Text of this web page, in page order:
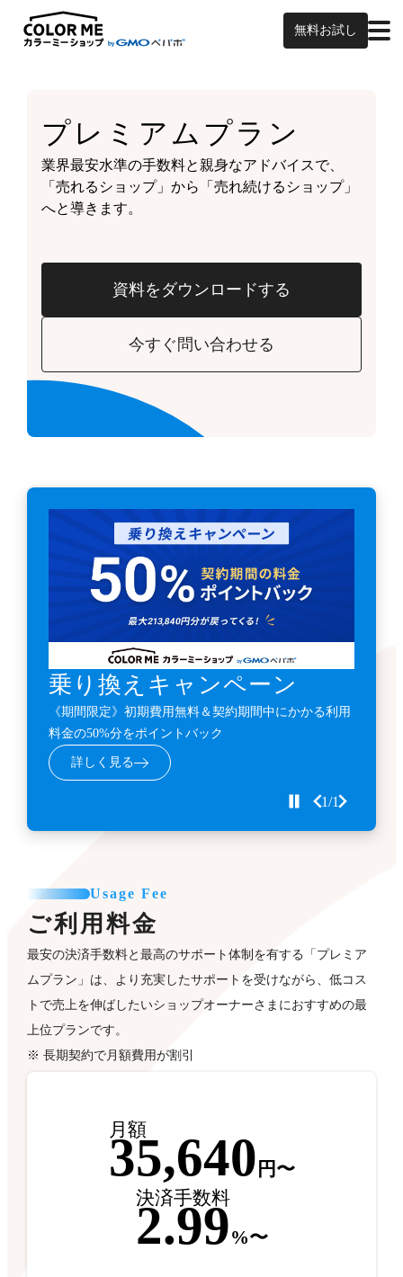
無料お試し
プレミアムプラン
業界最安水準の手数料と親身なアドバイスで、
「売れるショップ」から「売れ続けるショップ」
へと導きます。
資料をダウンロードする
今すぐ問い合わせる
乗り換えキャンペーン
《期間限定》初期費用無料＆契約期間中にかかる利用
料金の50%分をポイントバック
詳しく見る
1/1
Usage Fee
ご利用料金
最安の決済手数料と最高のサポート体制を有する「プレミア
ムプラン」は、より充実したサポートを受けながら、低コス
トで売上を伸ばしたいショップオーナーさまにおすすめの最
上位プランです。
※ 長期契約で月額費用が割引
月額
35,640 円〜
決済手数料
2.99%〜